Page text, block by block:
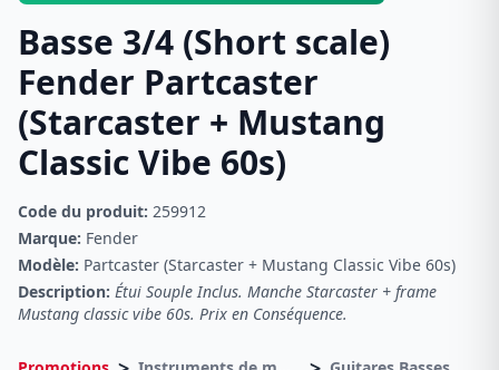
Basse 3/4 (Short scale)
Fender Partcaster
(Starcaster + Mustang
Classic Vibe 60s)
Code du produit: 259912
Marque: Fender
Modèle: Partcaster (Starcaster + Mustang Classic Vibe 60s)
Description: Étui Souple Inclus. Manche Starcaster + frame
Mustang classic vibe 60s. Prix en Conséquence.